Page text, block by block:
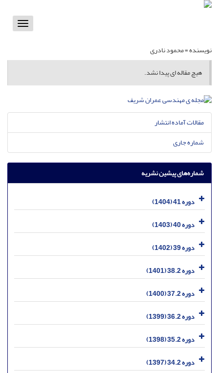
Toggle
نویسنده =محمود نادری
هیچ مقاله ای پیدا نشد.
مقالات آماده انتشار
شماره جاری
شماره‌های پیشین نشریه
دوره 41 (1404)
دوره 40 (1403)
دوره 39 (1402)
دوره 38.2 (1401)
دوره 37.2 (1400)
دوره 36.2 (1399)
دوره 35.2 (1398)
دوره 34.2 (1397)